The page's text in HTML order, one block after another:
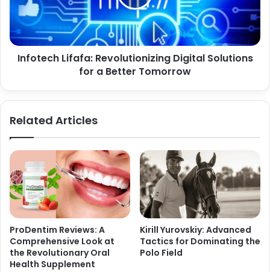
Infotech Lifafa: Revolutionizing Digital Solutions
for a Better Tomorrow
Related Articles
ProDentim Reviews: A
Comprehensive Look at
the Revolutionary Oral
Health Supplement
Kirill Yurovskiy: Advanced
Tactics for Dominating the
Polo Field